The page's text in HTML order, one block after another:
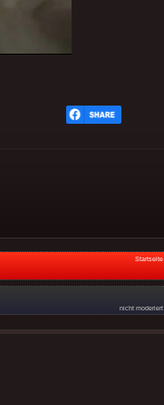
Startseite
nicht moderiert